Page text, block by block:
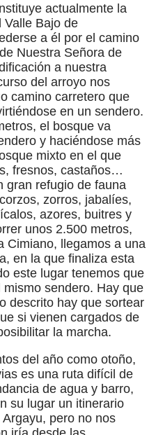
actualmente la
Valle Bajo de
a él por el camino
Nuestra Señora de
a nuestra
del arroyo nos
camino carretero que
en un sendero.
el bosque va
y haciéndose más
mixto en el que
fresnos, castaños…
gran refugio de fauna
zorros, jabalíes,
azores, buitres y
unos 2.500 metros,
Cimiano, llegamos a una
en la que finaliza esta
este lugar tenemos que
sendero. Hay que
descrito hay que sortear
si vienen cargados de
la marcha.
del año como otoño,
es una ruta difícil de
de agua y barro,
su lugar un itinerario
pero no nos